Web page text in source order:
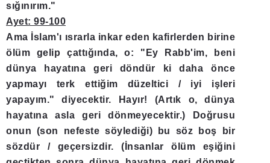
sığınırım."
Ayet: 99-100
Ama İslam'ı ısrarla inkar eden kafirlerden birine
ölüm gelip çattığında, o: "Ey Rabb'im, beni
dünya hayatına geri döndür ki daha önce
yapmayı terk ettiğim düzeltici / iyi işleri
yapayım." diyecektir. Hayır! (Artık o, dünya
hayatına asla geri dönmeyecektir.) Doğrusu
onun (son nefeste söylediği) bu söz boş bir
sözdür / geçersizdir. (İnsanlar ölüm eşiğini